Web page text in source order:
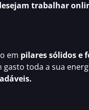
trabalhar
em pilares sólidos e
gasto toda a sua